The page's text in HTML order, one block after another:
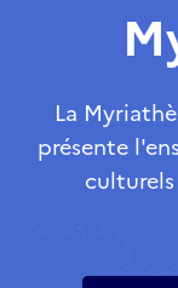
La
présente